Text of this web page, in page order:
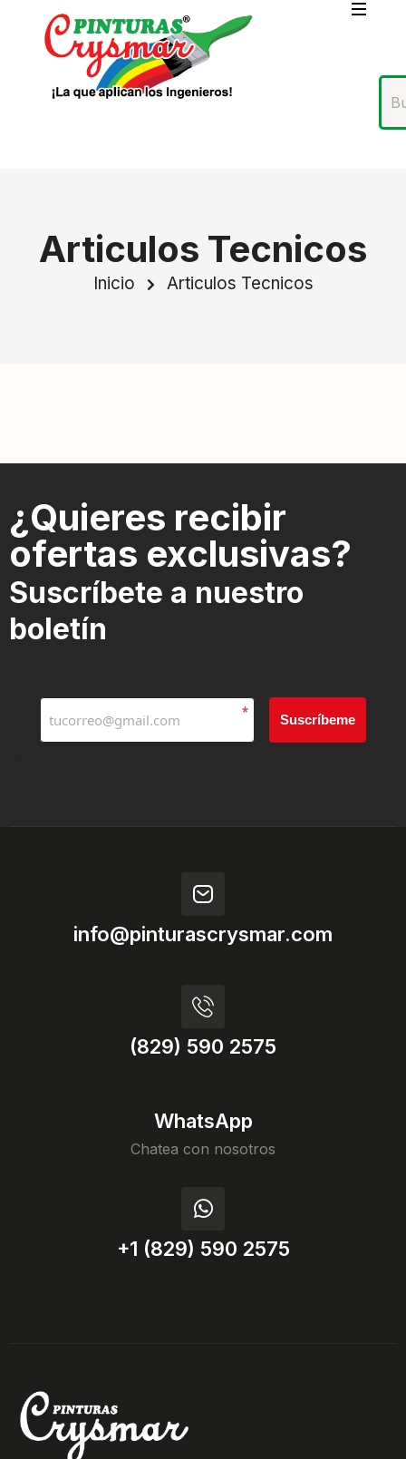
Articulos Tecnicos
Inicio Articulos Tecnicos
¿Quieres recibir
ofertas exclusivas?
Suscríbete a nuestro
boletín
* Suscríbeme
info@pinturascrysmar.com
(829) 590 2575
WhatsApp
Chatea con nosotros
+1 (829) 590 2575